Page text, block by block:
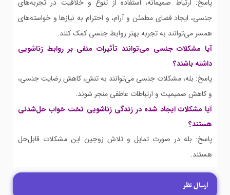
پاسخ: ارتباط صمیمانه، استفاده از تنوع و خلاقیت در تجربه‌های
جنسی، ایجاد فضای مطمئن و آرام، و احترام به نیازها و خواسته‌های
همسر می‌توانند به تجربه بهتر روابط جنسی کمک کنند.
آیا مشکلات جنسی می‌توانند تأثیرات منفی بر روابط زناشویی
داشته باشند؟
پاسخ: بله، مشکلات جنسی می‌توانند به تنش، کاهش رضایت جنسی،
و کاهش صمیمیت و ارتباطات عاطفی منجر شوند.
آیا مشکلات ایجاد شده در زندگی زناشویی تخت خواب حل‌شدنی
هستند؟
پاسخ: بله در صورت تمایل و تلاش زوجین این مشکلات قابل‌حل
هستند.
ارسال نظر